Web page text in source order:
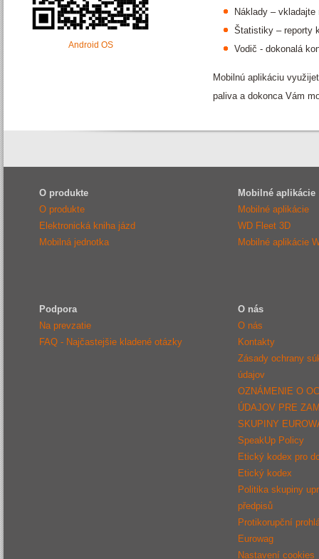
Android OS
Náklady –
Štatistiky – reporty
Vodič - dokonalá
Mobilnú aplikáciu
paliva a dokonca Vám
O produkte
O produkte
Elektronická kniha jázd
Mobilná jednotka
Mobilné aplikácie
Mobilné aplikácie
WD Fleet 3D
Mobilné aplikácie
Podpora
Na prevzatie
FAQ - Najčastejšie kladené otázky
O nás
O nás
Kontakty
Zásady ochrany
údajov
OZNÁMENIE O
ÚDAJOV PRE
SKUPINY
SpeakUp Policy
Etický kodex pro
Etický kodex
Politika skupiny
předpisů
Protikorupční
Eurowag
Nastavení cookies